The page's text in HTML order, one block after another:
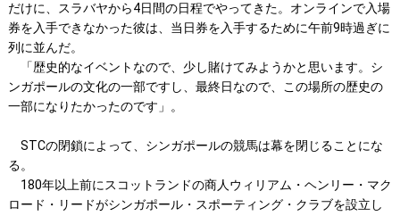
だけに、スラバヤから4日間の日程でやってきた。オンラインで入場
券を入手できなかった彼は、当日券を入手するために午前9時過ぎに
列に並んだ。
「歴史的なイベントなので、少し賭けてみようかと思います。シ
ンガポールの文化の一部ですし、最終日なので、この場所の歴史の
一部になりたかったのです」。
STCの閉鎖によって、シンガポールの競馬は幕を閉じることにな
る。
180年以上前にスコットランドの商人ウィリアム・ヘンリー・マク
ロード・リードがシンガポール・スポーティング・クラブを設立し